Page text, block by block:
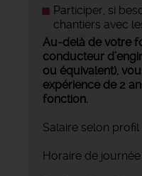
Participer, si
chantiers avec
Au-delà de votre
conducteur
ou équivalent),
expérience de 2
fonction.
Salaire selon
Horaire de